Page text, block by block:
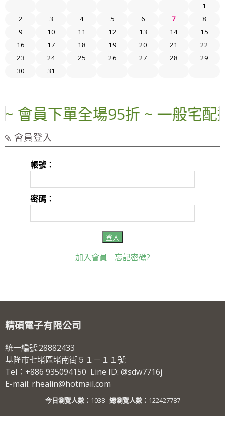
1
2
3 4 5 6 7
8
9
10 11 12 13 14
15
16
17 18 19 20 21
22
23
24 25 26 27 28
29
30
31
會員下單全場95折 ~ 一般宅配
會員登入
帳號：
密碼：
加入會員 忘記密碼?
精碩電子有限公司
統一編號:28882433
基隆市七堵區堵南街５１－１１號
Tel：+886 935094150 Line ID: @sdw7716j
E-mail: rhealin@hotmail.com
今日瀏覽人數： 1038 總瀏覽人數： 122427787